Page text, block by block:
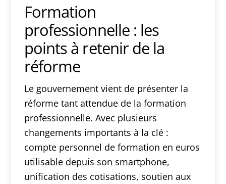
Formation
professionnelle : les
points à retenir de la
réforme
Le gouvernement vient de présenter la
réforme tant attendue de la formation
professionnelle. Avec plusieurs
changements importants à la clé :
compte personnel de formation en euros
utilisable depuis son smartphone,
unification des cotisations, soutien aux